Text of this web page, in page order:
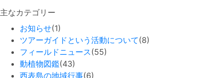
主なカテゴリー
お知らせ(1)
ツアーガイドという活動について(8)
フィールドニュース(55)
動植物図鑑(43)
西表島の地域行事(6)